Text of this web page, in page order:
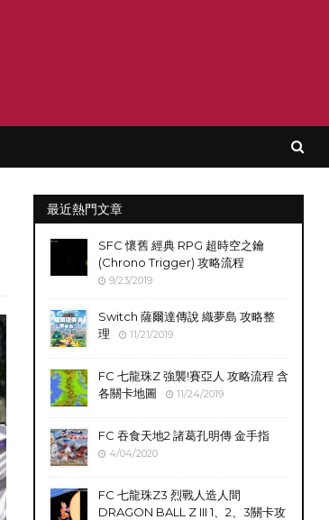
最近熱門文章
SFC 懷舊 經典 RPG 超時空之鑰
(Chrono Trigger) 攻略流程
9/23/2019
Switch 薩爾達傳說 織夢島 攻略整
理
11/21/2019
FC 七龍珠Z 強襲!賽亞人 攻略流程 含
各關卡地圖
11/24/2019
FC 吞食天地2 諸葛孔明傳 金手指
4/04/2020
FC 七龍珠Z3 烈戰人造人間
DRAGON BALL Z III 1、2、3關卡攻